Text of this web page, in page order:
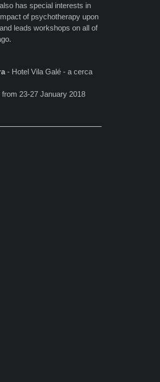
has special interests in
of psychotherapy upon
leads workshops on all of
- Hotel Vila Galé - a cerca
23-27 January 2018